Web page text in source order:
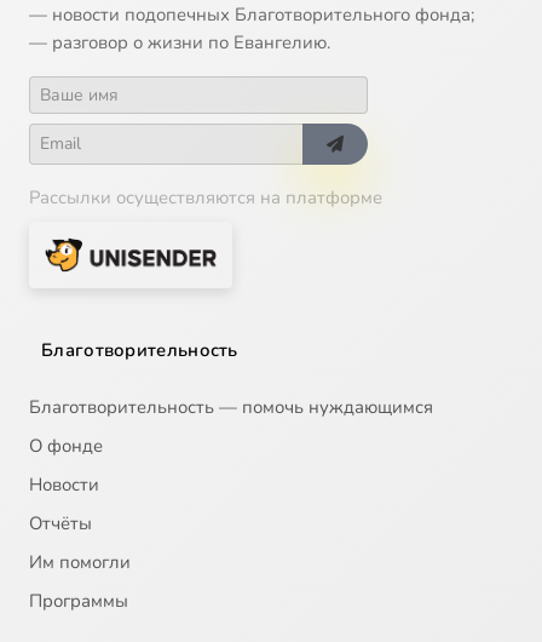
— новости подопечных Благотворительного фонда;
— разговор о жизни по Евангелию.
Рассылки осуществляются на платформе
Благотворительность
Благотворительность — помочь нуждающимся
О фонде
Новости
Отчёты
Им помогли
Программы